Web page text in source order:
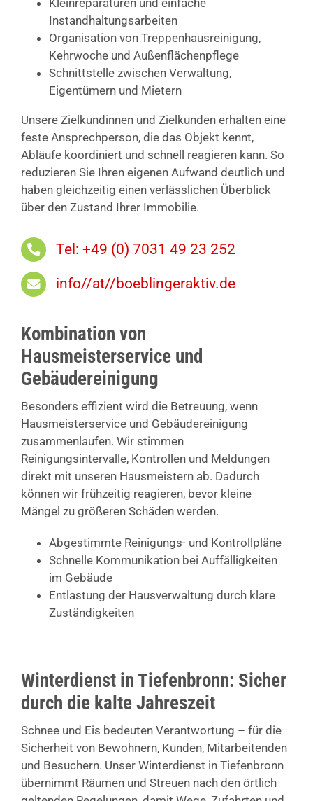
Instandhaltungsarbeiten
Organisation von Treppenhausreinigung,
Kehrwoche und Außenflächenpflege
Schnittstelle zwischen Verwaltung,
Eigentümern und Mietern
Unsere Zielkundinnen und Zielkunden erhalten eine
feste Ansprechperson, die das Objekt kennt,
Abläufe koordiniert und schnell reagieren kann. So
reduzieren Sie Ihren eigenen Aufwand deutlich und
haben gleichzeitig einen verlässlichen Überblick
über den Zustand Ihrer Immobilie.
Tel: +49 (0) 7031 49 23 252
info//at//boeblingeraktiv.de
Kombination von
Hausmeisterservice und
Gebäudereinigung
Besonders effizient wird die Betreuung, wenn
Hausmeisterservice und Gebäudereinigung
zusammenlaufen. Wir stimmen
Reinigungsintervalle, Kontrollen und Meldungen
direkt mit unseren Hausmeistern ab. Dadurch
können wir frühzeitig reagieren, bevor kleine
Mängel zu größeren Schäden werden.
Abgestimmte Reinigungs- und Kontrollpläne
Schnelle Kommunikation bei Auffälligkeiten
im Gebäude
Entlastung der Hausverwaltung durch klare
Zuständigkeiten
Winterdienst in Tiefenbronn: Sicher
durch die kalte Jahreszeit
Schnee und Eis bedeuten Verantwortung – für die
Sicherheit von Bewohnern, Kunden, Mitarbeitenden
und Besuchern. Unser Winterdienst in Tiefenbronn
übernimmt Räumen und Streuen nach den örtlich